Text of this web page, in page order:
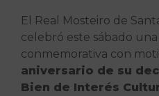
El Real Mosteiro de
celebró este sábado
conmemorativa con
aniversario de su
Bien de Interés